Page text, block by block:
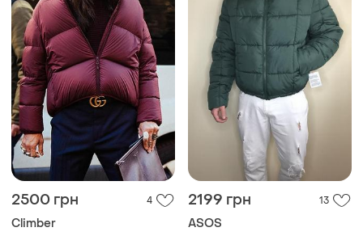
2500 грн 4
Climber
2199 грн 13
ASOS